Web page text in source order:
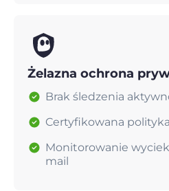
Żelazna ochrona
Brak śledzenia
Certyfikowana
Monitorowanie
mail